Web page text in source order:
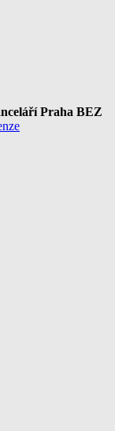
Praha BEZ